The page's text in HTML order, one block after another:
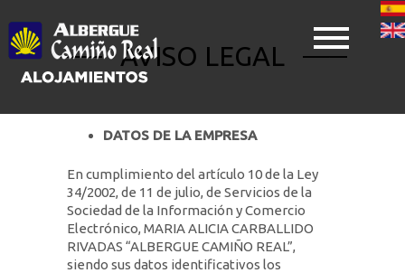
to
main
AVISO LEGAL
DATOS DE LA EMPRESA
En cumplimiento del artículo 10 de la Ley
34/2002, de 11 de julio, de Servicios de la
Sociedad de la Información y Comercio
Electrónico, MARIA ALICIA CARBALLIDO
RIVADAS “ALBERGUE CAMIÑO REAL”,
siendo sus datos identificativos los